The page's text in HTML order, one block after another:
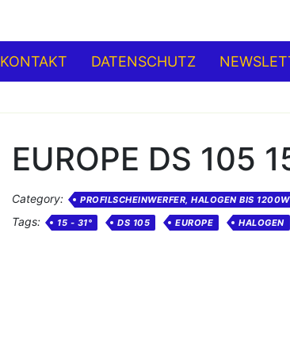
KONTAKT DATENSCHUTZ
EUROPE DS 105
Category: PROFILSCHEINWERFER, HALOGEN BIS 1200W
Tags: 15 - 31° DS 105 EUROPE HALOGEN